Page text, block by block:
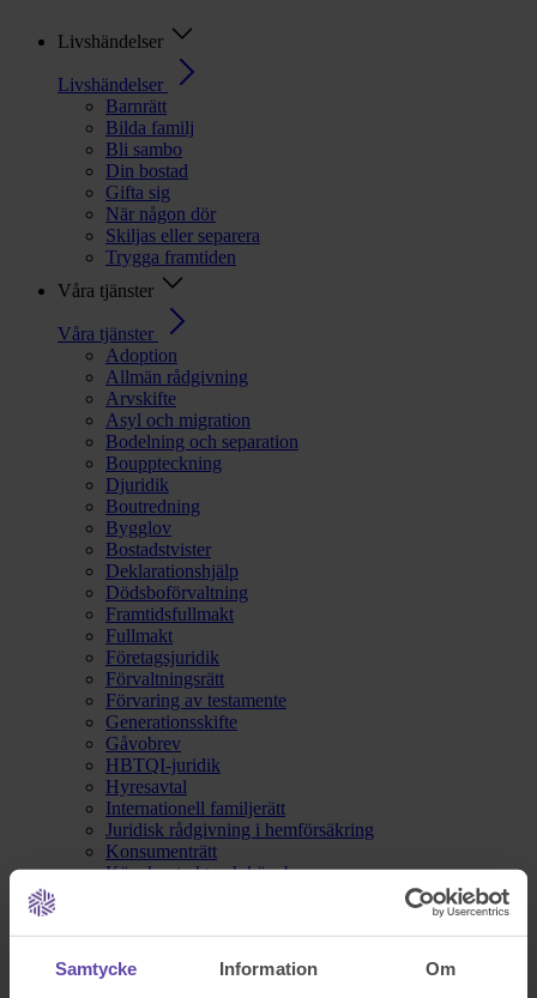
Samtycke Information Om
Livshändelser
Livshändelser
Barnrätt
Bilda familj
Bli sambo
Din bostad
Gifta sig
När någon dör
Skiljas eller separera
Trygga framtiden
Våra tjänster
Våra tjänster
Adoption
Allmän rådgivning
Arvskifte
Asyl och migration
Bodelning och separation
Bouppteckning
Djuridik
Boutredning
Bygglov
Bostadstvister
Deklarationshjälp
Dödsboförvaltning
Framtidsfullmakt
Fullmakt
Företagsjuridik
Förvaltningsrätt
Förvaring av testamente
Generationsskifte
Gåvobrev
HBTQI-juridik
Hyresavtal
Internationell familjerätt
Juridisk rådgivning i hemförsäkring
Konsumenträtt
Köpekontrakt och köpebrev
LVU och LVM
Medlåntagaravtal
Målsägandebiträde